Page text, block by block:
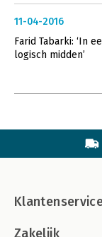
11-04-2016
Farid Tabarki: ‘In
logisch midden’
Zakelijk